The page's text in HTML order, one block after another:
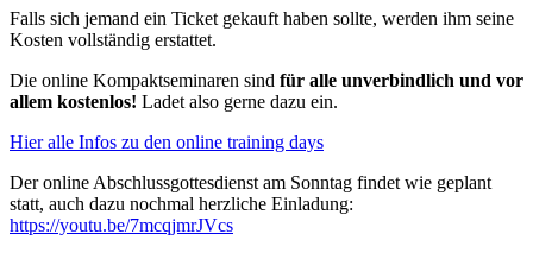
Falls sich jemand ein Ticket gekauft haben sollte, werden ihm seine
Kosten vollständig erstattet.
Die online Kompaktseminaren sind für alle unverbindlich und vor
allem kostenlos! Ladet also gerne dazu ein.
Hier alle Infos zu den online training days
Der online Abschlussgottesdienst am Sonntag findet wie geplant
statt, auch dazu nochmal herzliche Einladung:
https://youtu.be/7mcqjmrJVcs